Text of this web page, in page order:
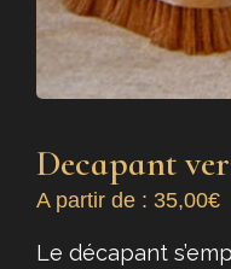
Decapant
A partir de : 35,00€
Le décapant